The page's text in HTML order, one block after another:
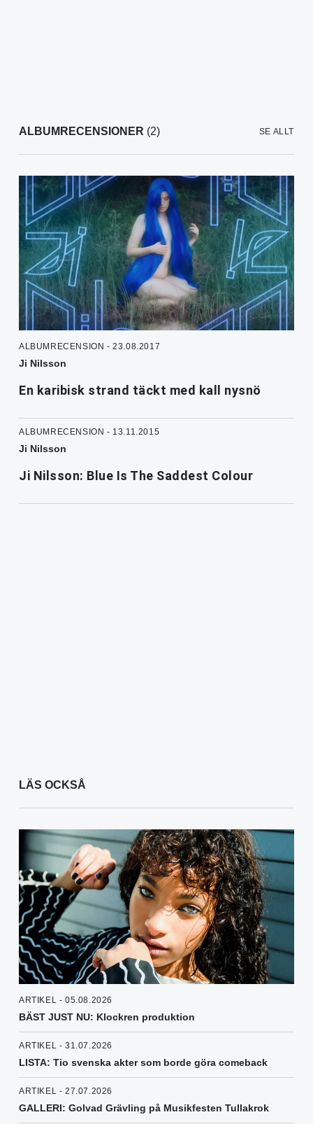
ALBUMRECENSIONER (2) SE ALLT
ALBUMRECENSION - 23.08.2017
Ji Nilsson
En karibisk strand täckt med kall nysnö
ALBUMRECENSION - 13.11.2015
Ji Nilsson
Ji Nilsson: Blue Is The Saddest Colour
LÄS OCKSÅ
ARTIKEL - 05.08.2026
BÄST JUST NU: Klockren produktion
ARTIKEL - 31.07.2026
LISTA: Tio svenska akter som borde göra comeback
ARTIKEL - 27.07.2026
GALLERI: Golvad Grävling på Musikfesten Tullakrok